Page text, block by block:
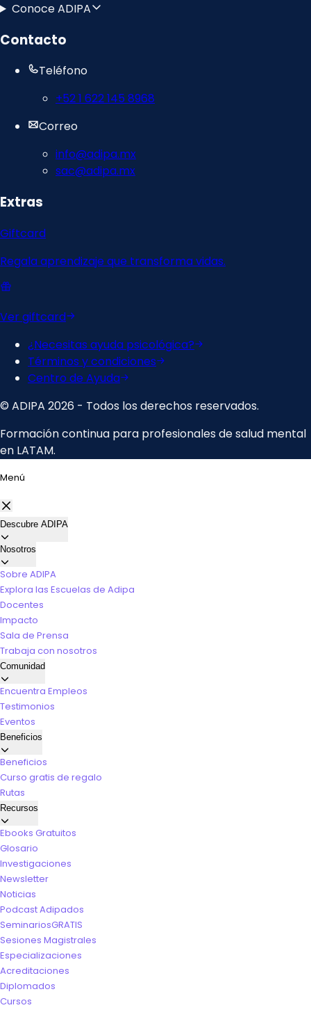
Menú
Descubre ADIPA
Nosotros
Sobre ADIPA
Explora las Escuelas de Adipa
Docentes
Impacto
Sala de Prensa
Trabaja con nosotros
Comunidad
Encuentra Empleos
Testimonios
Eventos
Beneficios
Beneficios
Curso gratis de regalo
Rutas
Recursos
Ebooks Gratuitos
Glosario
Investigaciones
Newsletter
Noticias
Podcast Adipados
SeminariosGRATIS
Sesiones Magistrales
Especializaciones
Acreditaciones
Diplomados
Cursos